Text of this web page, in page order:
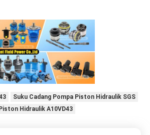
Suku Cadang Pompa Piston Hidraulik SGS
Hidraulik A10VD43